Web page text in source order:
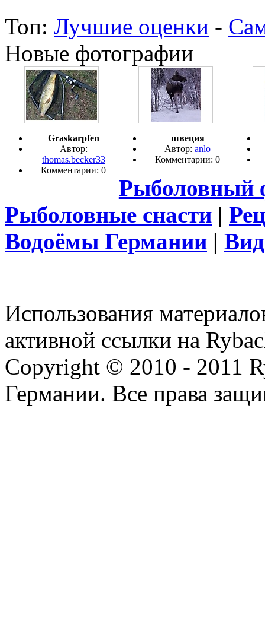
Топ: Лучшие оценки -
Новые фотографии
Graskarpfen
Автор:
thomas.becker33
Комментарии: 0
швеция
Автор:anlo
Комментарии: 0
Рыболовный
Рыболовные снасти |
Водоёмы Германии |
Использования
активной ссылки на
Copyright © 2010 - 2011
Германии. Все права